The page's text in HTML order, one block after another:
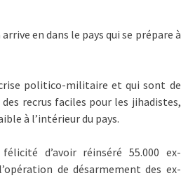
en dans le pays qui se prépare à
politico-militaire et qui sont de
recrus faciles pour les jihadistes,
à l’intérieur du pays.
d’avoir réinséré 55.000 ex-
de désarmement des ex-